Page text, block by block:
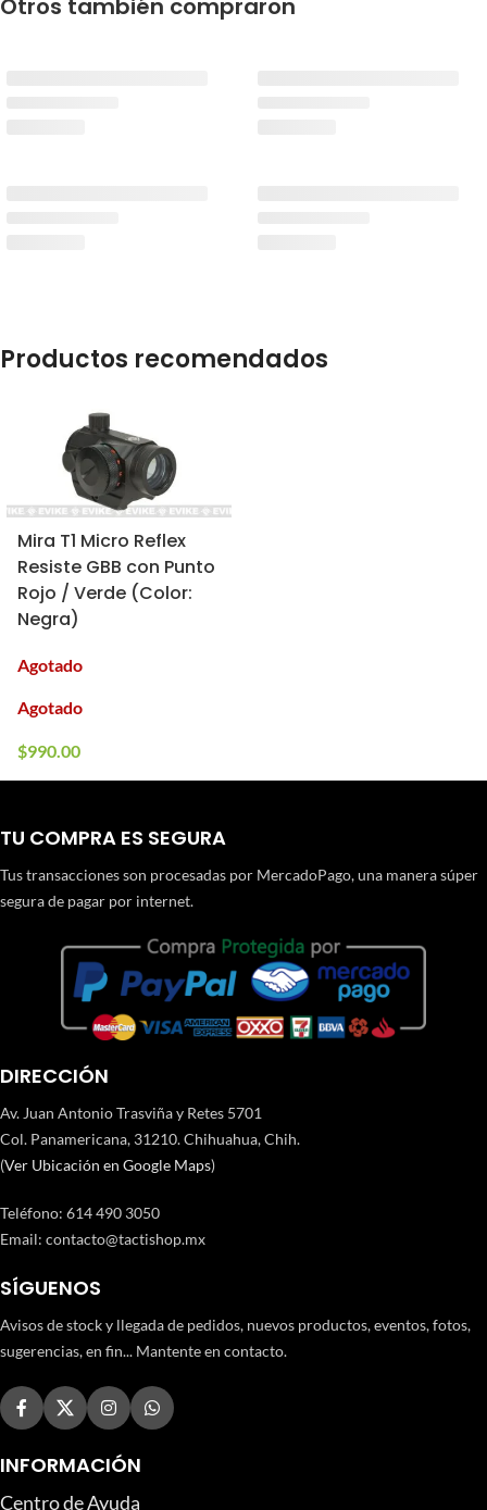
Otros también compraron
Productos recomendados
Mira T1 Micro Reflex
Resiste GBB con Punto
Rojo / Verde (Color:
Negra)
Agotado
Agotado
$990.00
TU COMPRA ES SEGURA
Tus transacciones son procesadas por MercadoPago, una manera súper
segura de pagar por internet.
DIRECCIÓN
Av. Juan Antonio Trasviña y Retes 5701
Col. Panamericana, 31210. Chihuahua, Chih.
(Ver Ubicación en Google Maps)
Teléfono: 614 490 3050
Email: contacto@tactishop.mx
SÍGUENOS
Avisos de stock y llegada de pedidos, nuevos productos, eventos, fotos,
sugerencias, en fin... Mantente en contacto.
INFORMACIÓN
Centro de Ayuda